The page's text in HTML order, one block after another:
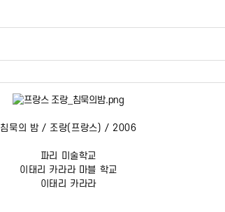
침묵의 밤 / 조랑(프랑스) / 2006
파리 미술학교
이태리 카라라 마블 학교
이태리 카라라